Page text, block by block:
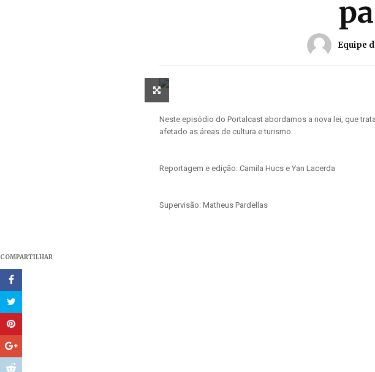
Equipe
COMPARTILHAR
Neste episódio do Portalcast abordamos a nova lei, que
afetado as áreas de cultura e turismo.
Reportagem e edição: Camila Hucs e Yan Lacerda
Supervisão: Matheus Pardellas